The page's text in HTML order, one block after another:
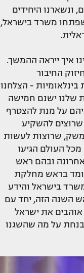
ונשארנו היחידים
שפתחו משרד בישראל,
איך ייראה ההמשך.
החיבור
בינלאומיות - הצלחנו
שלנו ישנם חמישה
על מנת להצטרף
שרוצים להשקיע
שרוצות לעשות
העולם הגיעו
בשנה האחרונה ובהם ראש
בראש מחלקת
בישראל והידע
השנה הזה, יחד עם
אוהבים את ישראל
על מה שהשגנו